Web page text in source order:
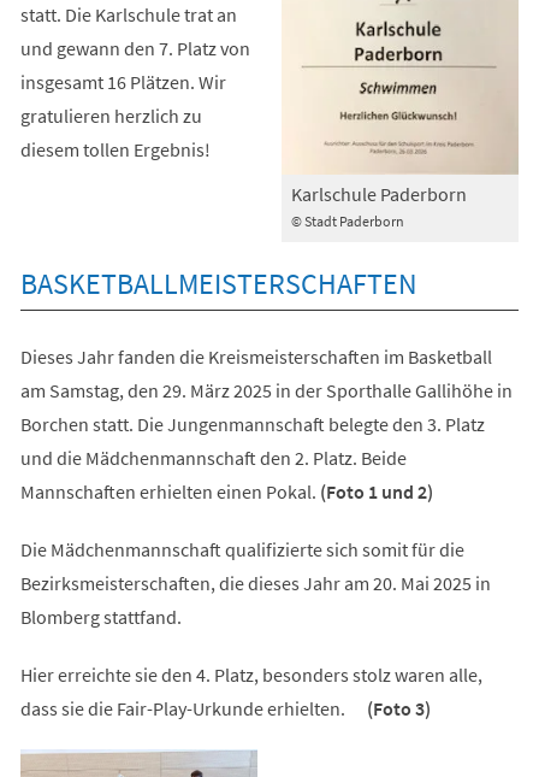
© Stadt Paderborn
Karlschule Paderborn
statt. Die Karlschule trat an
und gewann den 7. Platz von
insgesamt 16 Plätzen. Wir
gratulieren herzlich zu
diesem tollen Ergebnis!
BASKETBALLMEISTERSCHAFTEN
Dieses Jahr fanden die Kreismeisterschaften im Basketball
am Samstag, den 29. März 2025 in der Sporthalle Gallihöhe in
Borchen statt. Die Jungenmannschaft belegte den 3. Platz
und die Mädchenmannschaft den 2. Platz. Beide
Mannschaften erhielten einen Pokal. (Foto 1 und 2)
Die Mädchenmannschaft qualifizierte sich somit für die
Bezirksmeisterschaften, die dieses Jahr am 20. Mai 2025 in
Blomberg stattfand.
Hier erreichte sie den 4. Platz, besonders stolz waren alle,
dass sie die Fair-Play-Urkunde erhielten. (Foto 3)